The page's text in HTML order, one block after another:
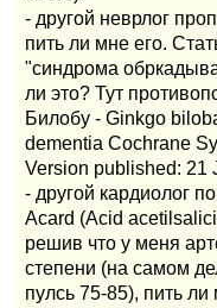
- другой неврлог
пить ли мне его.
"синдрома
ли это? Тут
Билобу - Ginkgo
dementia Cochrane
Version published: 21
- другой кардиолог
Acard (Acid
решив что у меня
степени (на самом
пулсь 75-85), пить ли